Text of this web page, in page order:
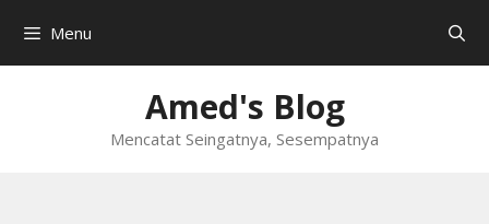
content
Menu
Amed's Blog
Mencatat Seingatnya, Sesempatnya